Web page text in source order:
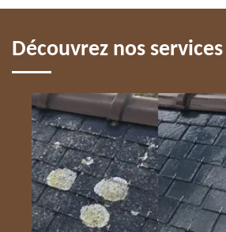
Découvrez nos services